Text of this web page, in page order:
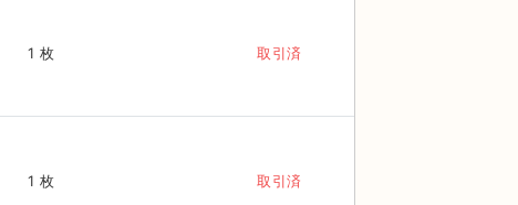
1 枚 取引済
1 枚 取引済